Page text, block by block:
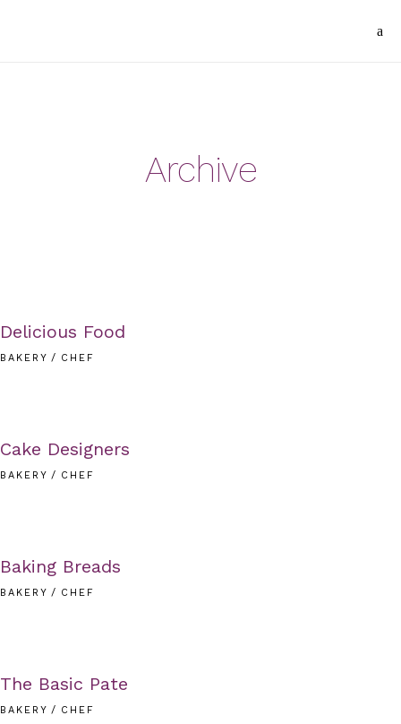
Archive
Delicious Food
BAKERY CHEF
Cake Designers
BAKERY CHEF
Baking Breads
BAKERY CHEF
The Basic Pate
BAKERY CHEF